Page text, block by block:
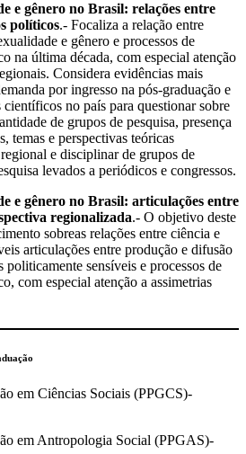
e gênero no Brasil: relações entre
políticos.- Focaliza a relação entre
e gênero e processos de
na última década, com especial atenção
Considera evidências mais
por ingresso na pós-graduação e
no país para questionar sobre
de grupos de pesquisa, presença
temas e perspectivas teóricas
e disciplinar de grupos de
levados a periódicos e congressos.
e gênero no Brasil: articulações entre
regionalizada.- O objetivo deste
sobreas relações entre ciência e
articulações entre produção e difusão
politicamente sensíveis e processos de
com especial atenção a assimetrias
em Ciências Sociais (PPGCS)-
em Antropologia Social (PPGAS)-